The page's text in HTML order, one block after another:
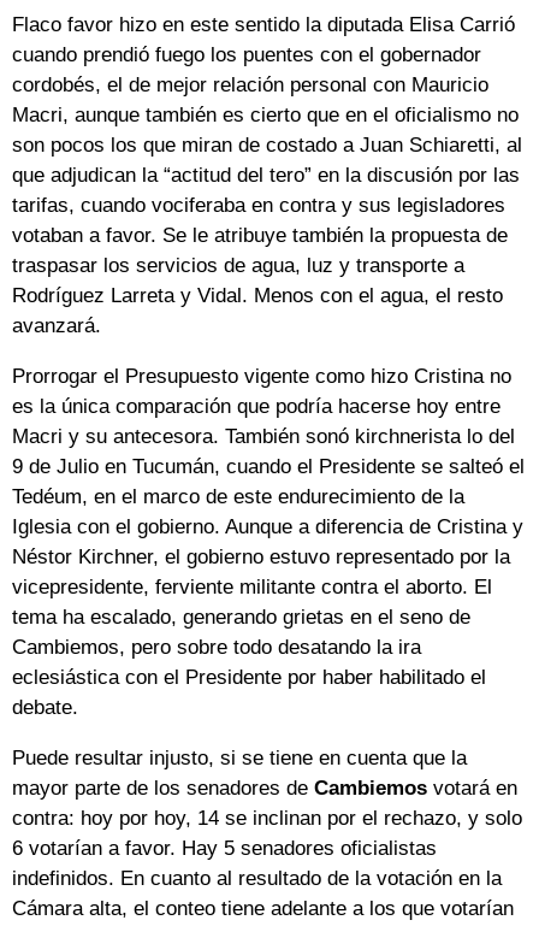
Flaco favor hizo en este sentido la diputada Elisa Carrió
cuando prendió fuego los puentes con el gobernador
cordobés, el de mejor relación personal con Mauricio
Macri, aunque también es cierto que en el oficialismo no
son pocos los que miran de costado a Juan Schiaretti, al
que adjudican la “actitud del tero” en la discusión por las
tarifas, cuando vociferaba en contra y sus legisladores
votaban a favor. Se le atribuye también la propuesta de
traspasar los servicios de agua, luz y transporte a
Rodríguez Larreta y Vidal. Menos con el agua, el resto
avanzará.
Prorrogar el Presupuesto vigente como hizo Cristina no
es la única comparación que podría hacerse hoy entre
Macri y su antecesora. También sonó kirchnerista lo del
9 de Julio en Tucumán, cuando el Presidente se salteó el
Tedéum, en el marco de este endurecimiento de la
Iglesia con el gobierno. Aunque a diferencia de Cristina y
Néstor Kirchner, el gobierno estuvo representado por la
vicepresidente, ferviente militante contra el aborto. El
tema ha escalado, generando grietas en el seno de
Cambiemos, pero sobre todo desatando la ira
eclesiástica con el Presidente por haber habilitado el
debate.
Puede resultar injusto, si se tiene en cuenta que la
mayor parte de los senadores de Cambiemos votará en
contra: hoy por hoy, 14 se inclinan por el rechazo, y solo
6 votarían a favor. Hay 5 senadores oficialistas
indefinidos. En cuanto al resultado de la votación en la
Cámara alta, el conteo tiene adelante a los que votarían